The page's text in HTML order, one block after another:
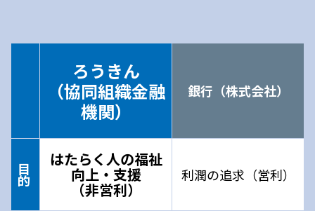
ろうきん
（協同組織金融
機関）
銀行（株式会社）
目的
はたらく人の福祉
向上・支援
（非営利）
利潤の追求（営利）